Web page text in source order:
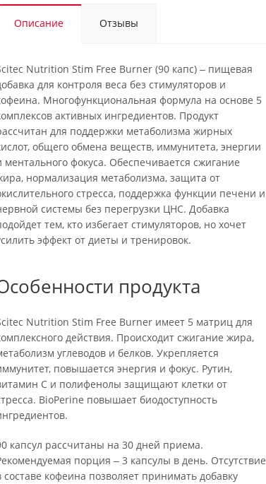
Описание Отзывы
Nutrition Stim Free Burner (90 капс) ‒ пищевая
для контроля веса без стимуляторов и
Многофункциональная формула на основе 5
активных ингредиентов. Продукт
для поддержки метаболизма жирных
общего обмена веществ, иммунитета, энергии
ментального фокуса. Обеспечивается сжигание
нормализация метаболизма, защита от
стресса, поддержка функции печени и
системы без перегрузки ЦНС. Добавка
тем, кто избегает стимуляторов, но хочет
эффект от диеты и тренировок.
продукта
Nutrition Stim Free Burner имеет 5 матриц для
действия. Происходит сжигание жира,
углеводов и белков. Укрепляется
повышается энергия и фокус. Рутин,
C и полифенолы защищают клетки от
BioPerine повышает биодоступность
капсул рассчитаны на 30 дней приема.
порция ‒ 3 капсулы в день. Отсутствие
составе кофеина позволяет принимать добавку